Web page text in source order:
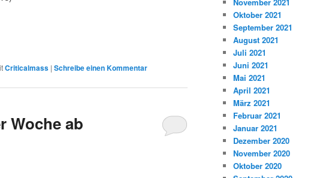
Criticalmass | Schreibe einen Kommentar
Woche ab
Oktober 2021
September 2021
August 2021
Juli 2021
Juni 2021
Mai 2021
April 2021
März 2021
Februar 2021
Januar 2021
Dezember 2020
November 2020
Oktober 2020